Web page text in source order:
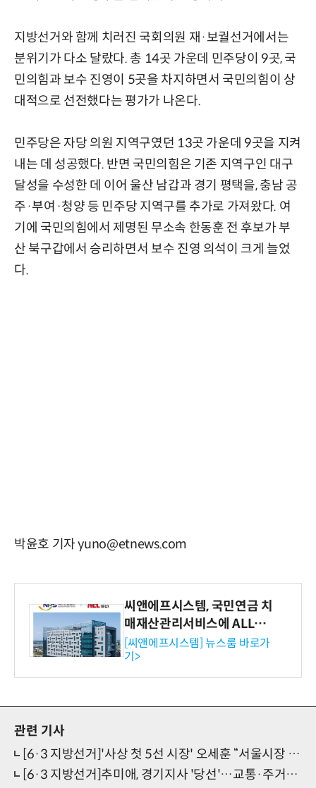
지방선거와 함께 치러진 국회의원 재·보궐선거에서는
분위기가 다소 달랐다. 총 14곳 가운데 민주당이 9곳, 국
민의힘과 보수 진영이 5곳을 차지하면서 국민의힘이 상
대적으로 선전했다는 평가가 나온다.
민주당은 자당 의원 지역구였던 13곳 가운데 9곳을 지켜
내는 데 성공했다. 반면 국민의힘은 기존 지역구인 대구
달성을 수성한 데 이어 울산 남갑과 경기 평택을, 충남 공
주·부여·청양 등 민주당 지역구를 추가로 가져왔다. 여
기에 국민의힘에서 제명된 무소속 한동훈 전 후보가 부
산 북구갑에서 승리하면서 보수 진영 의석이 크게 늘었
다.
박윤호 기자 yuno@etnews.com
씨앤에프시스템, 국민연금 치
매재산관리서비스에 ALL# E
RP 공급
[씨앤에프시스템] 뉴스룸 바로가
기>
관련 기사
[6·3 지방선거]'사상 첫 5선 시장' 오세훈 “서울시장 승리 개인 아닌 시민들의 승리”
[6·3 지방선거]추미애, 경기지사 '당선'…교통·주거·일자리·균형발전 과제 제시